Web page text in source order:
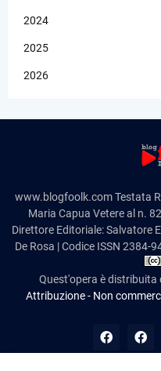
2024
2025
2026
www.blogfoolk.com Testata
Maria Capua Vetere al n.
Direttore Editoriale: Salvatore
De Rosa | Codice ISSN
Quest'opera è distribuita
Attribuzione - Non